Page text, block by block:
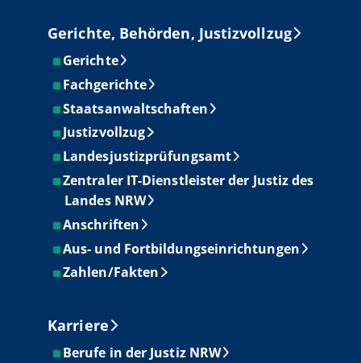
Gerichte, Behörden, Justizvollzug
Gerichte
Fachgerichte
Staatsanwaltschaften
Justizvollzug
Landesjustizprüfungsamt
Zentraler IT-Dienstleister der Justiz des
Landes NRW
Anschriften
Aus- und Fortbildungseinrichtungen
Zahlen/Fakten
Karriere
Berufe in der Justiz NRW